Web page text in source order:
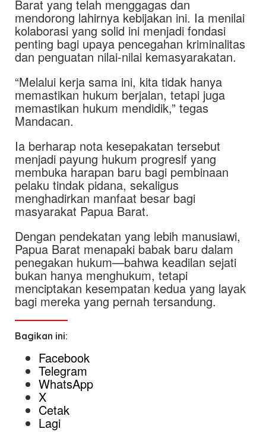
Barat yang telah menggagas dan
mendorong lahirnya kebijakan ini. Ia menilai
kolaborasi yang solid ini menjadi fondasi
penting bagi upaya pencegahan kriminalitas
dan penguatan nilai-nilai kemasyarakatan.
“Melalui kerja sama ini, kita tidak hanya
memastikan hukum berjalan, tetapi juga
memastikan hukum mendidik,” tegas
Mandacan.
Ia berharap nota kesepakatan tersebut
menjadi payung hukum progresif yang
membuka harapan baru bagi pembinaan
pelaku tindak pidana, sekaligus
menghadirkan manfaat besar bagi
masyarakat Papua Barat.
Dengan pendekatan yang lebih manusiawi,
Papua Barat menapaki babak baru dalam
penegakan hukum—bahwa keadilan sejati
bukan hanya menghukum, tetapi
menciptakan kesempatan kedua yang layak
bagi mereka yang pernah tersandung.
Bagikan ini:
Facebook
Telegram
WhatsApp
X
Cetak
Lagi